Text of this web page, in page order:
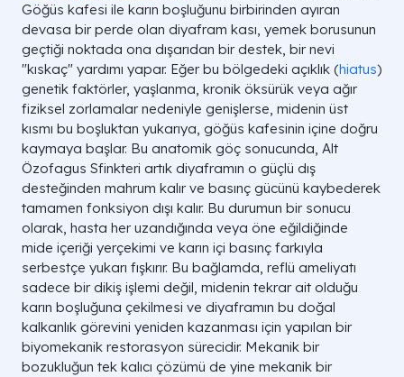
Göğüs kafesi ile karın boşluğunu birbirinden ayıran
devasa bir perde olan diyafram kası, yemek borusunun
geçtiği noktada ona dışarıdan bir destek, bir nevi
"kıskaç" yardımı yapar. Eğer bu bölgedeki açıklık (hiatus)
genetik faktörler, yaşlanma, kronik öksürük veya ağır
fiziksel zorlamalar nedeniyle genişlerse, midenin üst
kısmı bu boşluktan yukarıya, göğüs kafesinin içine doğru
kaymaya başlar. Bu anatomik göç sonucunda, Alt
Özofagus Sfinkteri artık diyaframın o güçlü dış
desteğinden mahrum kalır ve basınç gücünü kaybederek
tamamen fonksiyon dışı kalır. Bu durumun bir sonucu
olarak, hasta her uzandığında veya öne eğildiğinde
mide içeriği yerçekimi ve karın içi basınç farkıyla
serbestçe yukarı fışkırır. Bu bağlamda, reflü ameliyatı
sadece bir dikiş işlemi değil, midenin tekrar ait olduğu
karın boşluğuna çekilmesi ve diyaframın bu doğal
kalkanlık görevini yeniden kazanması için yapılan bir
biyomekanik restorasyon sürecidir. Mekanik bir
bozukluğun tek kalıcı çözümü de yine mekanik bir